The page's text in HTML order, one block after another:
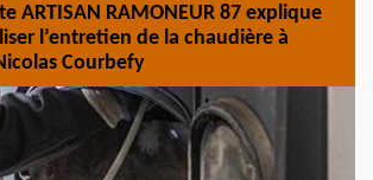
ARTISAN RAMONEUR 87 explique
l’entretien de la chaudière à
Courbefy